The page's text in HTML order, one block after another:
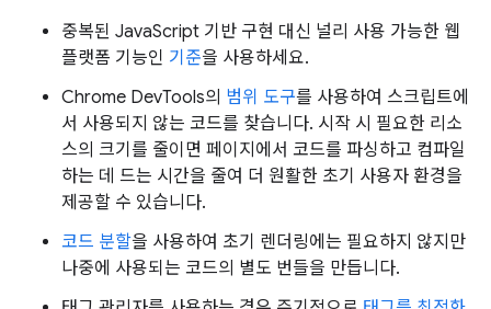
중복된 JavaScript 기반 구현 대신 널리 사용 가능한 웹
플랫폼 기능인 기준을 사용하세요.
Chrome DevTools의 범위 도구를 사용하여 스크립트에
서 사용되지 않는 코드를 찾습니다. 시작 시 필요한 리소
스의 크기를 줄이면 페이지에서 코드를 파싱하고 컴파일
하는 데 드는 시간을 줄여 더 원활한 초기 사용자 환경을
제공할 수 있습니다.
코드 분할을 사용하여 초기 렌더링에는 필요하지 않지만
나중에 사용되는 코드의 별도 번들을 만듭니다.